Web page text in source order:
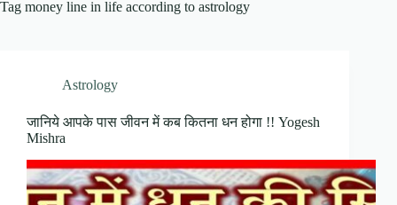
Tag money line in life according to astrology
Astrology
जानिये आपके पास जीवन में कब कितना धन होगा !! Yogesh
Mishra